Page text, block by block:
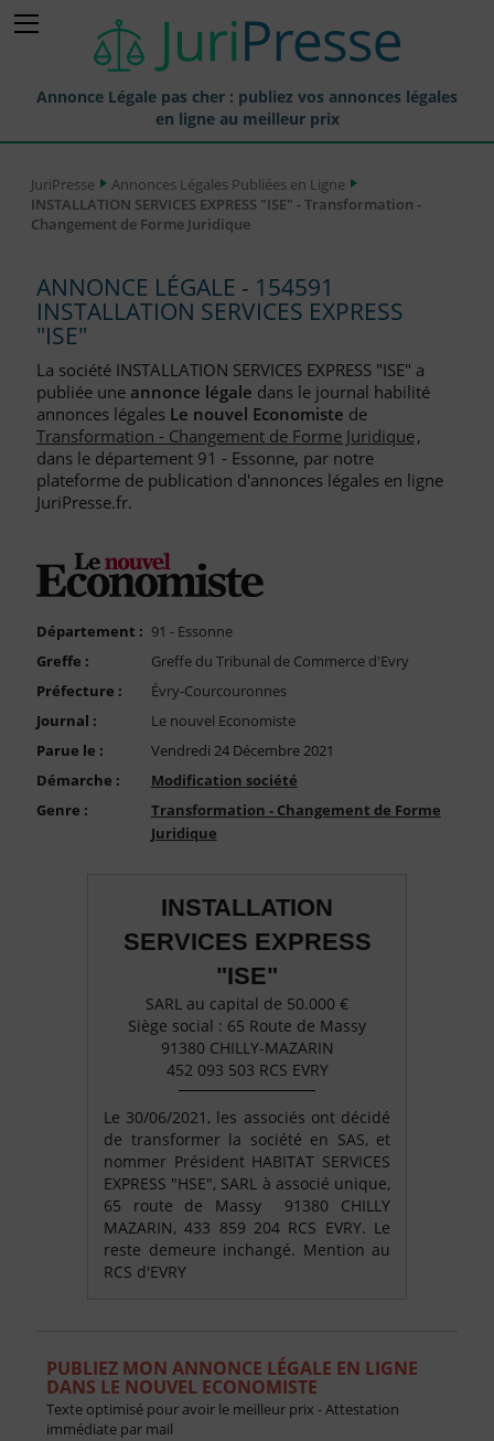
Annonce Légale pas cher : publiez vos annonces légales
en ligne au meilleur prix
Annonces Légales Publiées
Journaux Habilités (JAL) Annonces Légales
Départements pour la Publication d'Annonces Légales
Liste des Greffes
Liste des CCI
Le Blog pour les Entreprises
FAQ
Compte PRO
JuriPresse
Annonces Légales Publiées en Ligne
INSTALLATION SERVICES EXPRESS "ISE" - Transformation -
Changement de Forme Juridique
ANNONCE LÉGALE - 154591
INSTALLATION SERVICES EXPRESS
"ISE"
La société INSTALLATION SERVICES EXPRESS "ISE" a
publiée une annonce légale dans le journal habilité
annonces légales Le nouvel Economiste de
Transformation - Changement de Forme Juridique,
dans le département 91 - Essonne, par notre
plateforme de publication d'annonces légales en ligne
JuriPresse.fr.
Département : 91 - Essonne
Greffe :
Greffe du Tribunal de Commerce d'Evry
Préfecture :
Évry-Courcouronnes
Journal :
Le nouvel Economiste
Parue le :
Vendredi 24 Décembre 2021
Démarche :
Modification société
Genre :
Transformation - Changement de Forme
Juridique
INSTALLATION
SERVICES EXPRESS
"ISE"
SARL au capital de 50.000 €
Siège social : 65 Route de Massy
91380 CHILLY-MAZARIN
452 093 503 RCS EVRY
Le 30/06/2021, les associés ont décidé
de transformer la société en SAS, et
nommer Président HABITAT SERVICES
EXPRESS "HSE", SARL à associé unique,
65 route de Massy 91380 CHILLY
MAZARIN, 433 859 204 RCS EVRY. Le
reste demeure inchangé. Mention au
RCS d'EVRY
PUBLIEZ MON ANNONCE LÉGALE EN LIGNE
DANS LE NOUVEL ECONOMISTE
Texte optimisé pour avoir le meilleur prix - Attestation
immédiate par mail